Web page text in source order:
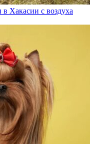
Хакасии с воздуха